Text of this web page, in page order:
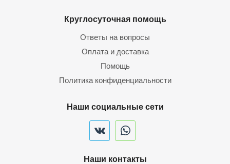
Круглосуточная помощь
Ответы на вопросы
Оплата и доставка
Помощь
Политика конфиденциальности
Наши социальные сети
Наши контакты